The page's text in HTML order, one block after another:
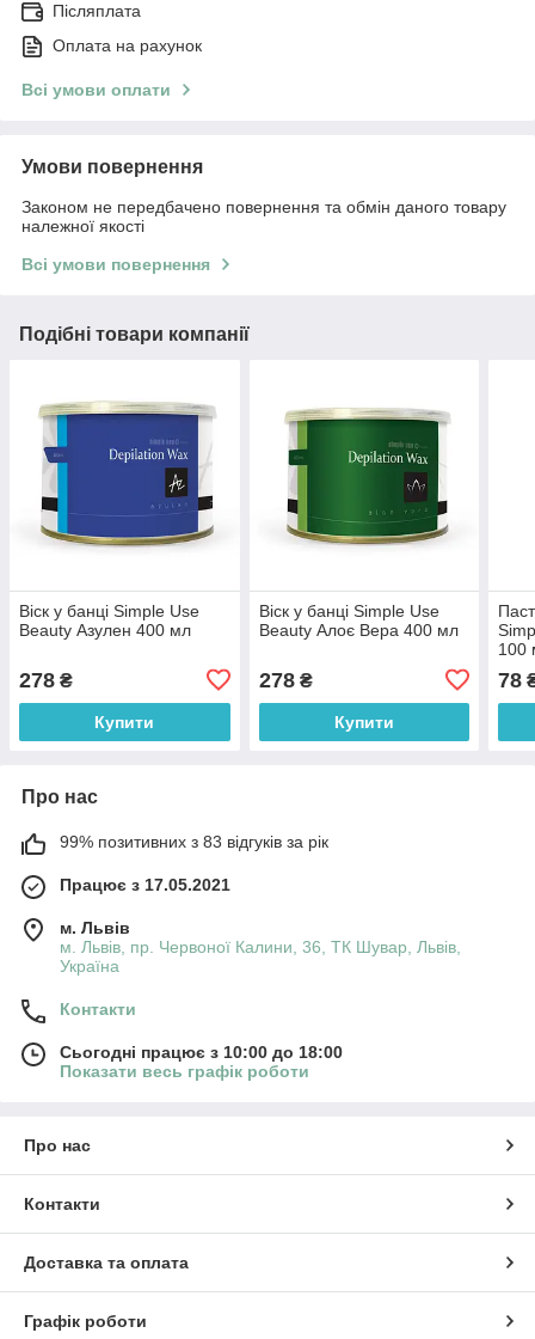
Післяплата
Оплата на рахунок
Всі умови оплати
Умови повернення
Законом не передбачено повернення та обмін даного товару
належної якості
Всі умови повернення
Подібні товари компанії
Віск у банці Simple Use
Beauty Азулен 400 мл
278 ₴
Купити
Віск у банці Simple Use
Beauty Алоє Вера 400 мл
278₴
Купити
100
78
Про нас
99% позитивних з 83 відгуків за рік
Працює з 17.05.2021
м. Львів
м. Львів, пр. Червоної Калини, 36, ТК Шувар, Львів,
Україна
Контакти
Сьогодні працює з 10:00 до 18:00
Показати весь графік роботи
Про нас
Контакти
Доставка та оплата
Графік роботи